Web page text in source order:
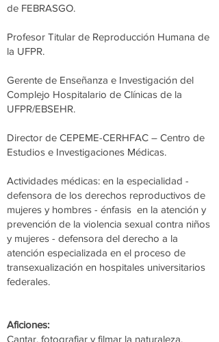
de FEBRASGO.
Profesor Titular de Reproducción Humana de
la UFPR.
Gerente de Enseñanza e Investigación del
Complejo Hospitalario de Clínicas de la
UFPR/EBSEHR.
Director de CEPEME-CERHFAC – Centro de
Estudios e Investigaciones Médicas.
Actividades médicas: en la especialidad -
defensora de los derechos reproductivos de
mujeres y hombres - énfasis en la atención y
prevención de la violencia sexual contra niños
y mujeres - defensora del derecho a la
atención especializada en el proceso de
transexualización en hospitales universitarios
federales.
Aficiones:
Cantar, fotografiar y filmar la naturaleza,